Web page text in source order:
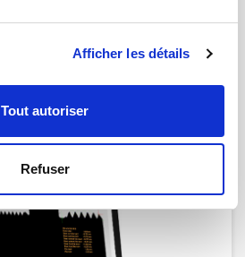
Afficher les détails
Tout autoriser
Refuser